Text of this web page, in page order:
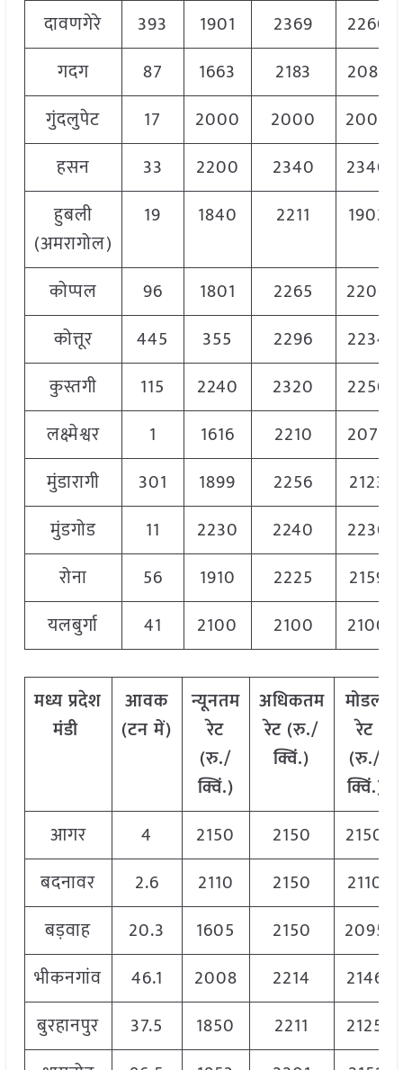
दावणगेरे
393 1901 2369
2260
गदग
87 1663 2183
2082
गुंदलुपेट
17 2000 2000
2000
हसन
33 2200 2340
2340
हुबली
(अमरागोल)
19 1840 2211 1902
कोप्पल 96 1801 2265
2200
कोत्तूर
445 355 2296
2234
कुस्तगी
115 2240 2320
2250
लक्ष्मेश्वर
1 1616 2210
2075
मुंडारागी
301 1899 2256
2123
मुंडगोड
11 2230 2240
2230
रोना
56 1910 2225
2159
यलबुर्गा
41 2100 2100 2100
मध्यप्रदेश
मंडी
आवक
(टन में)
न्यूनतम
रेट
(रु./
क्विं.)
अधिकतम
रेट (रु./
क्विं.)
मोडल
रेट
(रु./
क्विं.)
आगर
4 2150 2150
2150
बदनावर
2.6 2110 2150
2110
बड़वाह
20.3 1605 2150
2095
भीकनगांव
46.1 2008 2214
2146
बुरहानपुर
37.5 1850 2211
2125